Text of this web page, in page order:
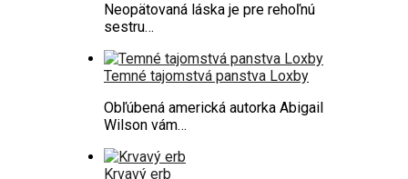
Neopätovaná láska je pre rehoľnú
sestru…
Temné tajomstvá panstva Loxby
Obľúbená americká autorka Abigail
Wilson vám…
Krvavý erb